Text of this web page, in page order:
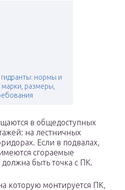
нормы и
марки, размеры,
в общедоступных
на лестничных
Если в подвалах,
сгораемые
быть точка с ПК.
которую монтируется ПК,